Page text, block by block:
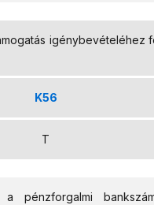
igénybevételéhez
K56
T
a pénzforgalmi